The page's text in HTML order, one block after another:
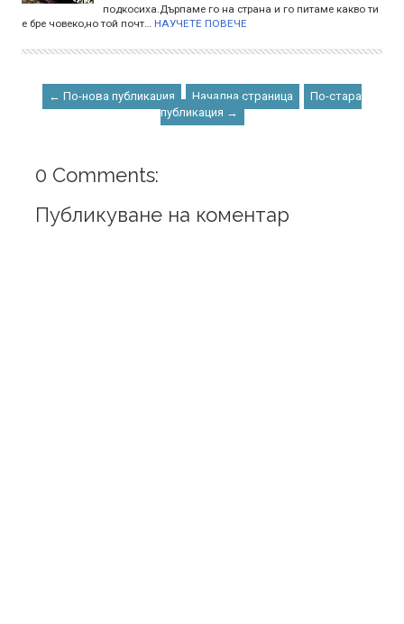
подкосиха.Дърпаме го на страна и го питаме какво ти
е бре човеко,но той почт…
НАУЧЕТЕ ПОВЕЧЕ
← По-нова публикация Начална страница
По-стара
публикация →
0 Comments:
Публикуване на коментар